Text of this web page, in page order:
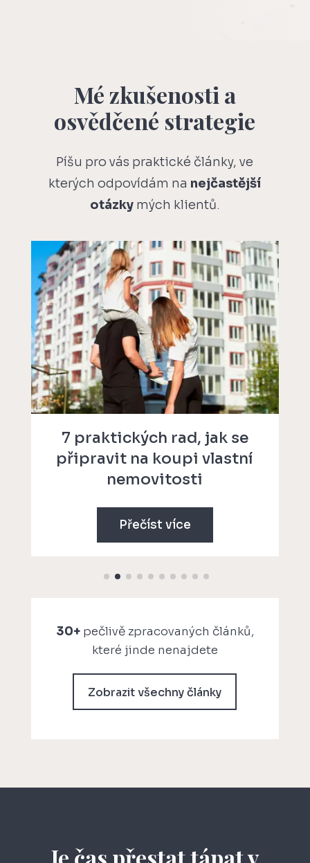
Mé zkušenosti a
osvědčené strategie
Píšu pro vás praktické články, ve
kterých odpovídám na nejčastější
otázkymých klientů.
7 praktických rad, jak se
připravit na koupi vlastní
nemovitosti
Přečíst více
30+pečlivě zpracovaných článků,
které jinde nenajdete
Zobrazit všechny články
Je čas přestat tápat v